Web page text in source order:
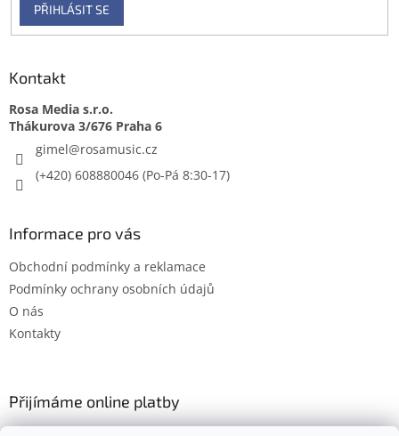
PŘIHLÁSIT SE
Kontakt
Rosa Media s.r.o.
gimel@rosamusic.cz
(+420) 608880046
Informace pro vás
Obchodní podmínky a reklamace
Podmínky ochrany osobních údajů
O nás
Kontakty
Přijímáme online platby